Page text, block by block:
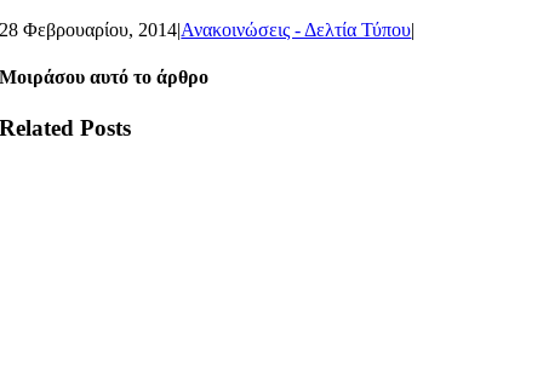
28 Φεβρουαρίου, 2014|Ανακοινώσεις - Δελτία Τύπου|
Μοιράσου αυτό το άρθρο
Related Posts